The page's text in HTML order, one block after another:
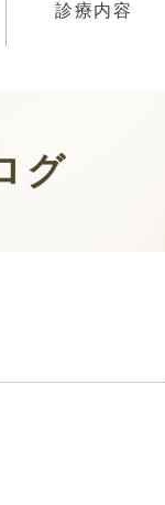
診療内容
グ